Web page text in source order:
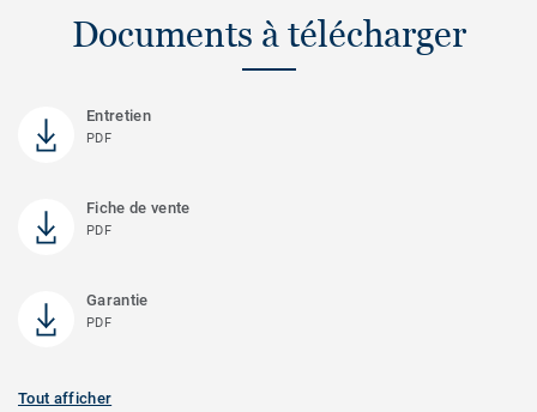
Documents à télécharger
Entretien
PDF
Fiche de vente
PDF
Garantie
PDF
Tout afficher